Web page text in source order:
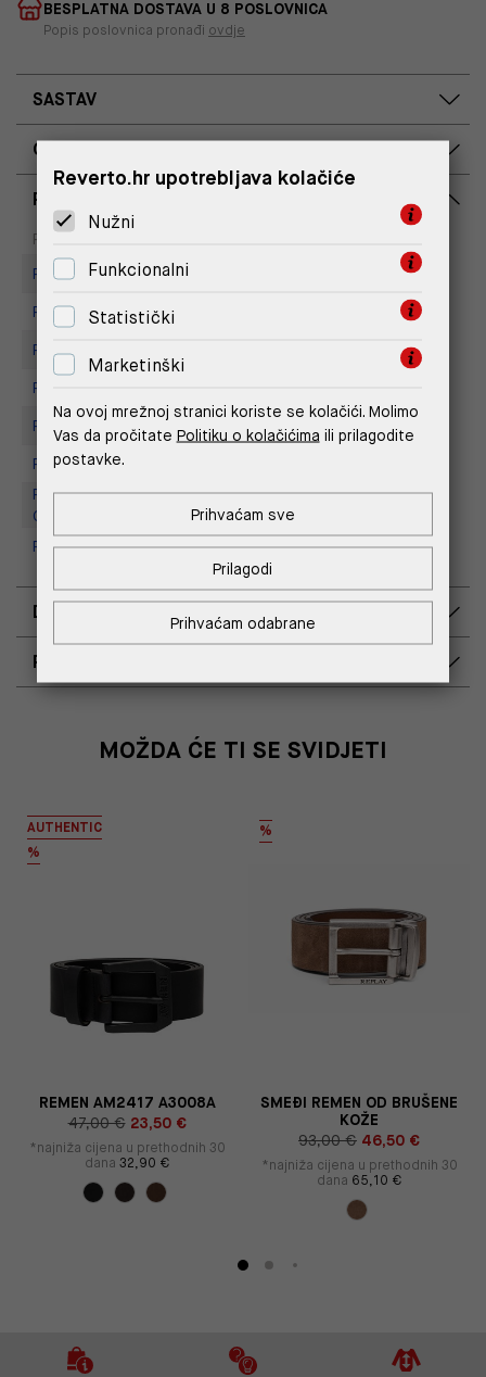
BESPLATNA DOSTAVA U 8 POSLOVNICA
Popis poslovnica pronađi ovdje
SASTAV
OPIS PROIZVODA
RASPOLOŽIVOST PO POSLOVNICAMA
Poslovnica
Replay Store, Mall of Split
Replay store, Tower Centar
Replay Store, Supernova Zadar
Replay store, Arena centar
Replay Store, City Center One
Replay Store, Joker Centar
Replay Outlet Store, Designer
Outlet Croatia
Replay Outlet Store, Split
DOSTAVA
POVRAT I ZAMJENA
MOŽDA ĆE TI SE SVIDJETI
AUTHENTIC
%
REMEN AM2417 A3008A
47,00 € 23,50 €
*najniža cijena u prethodnih 30
dana 32,90 €
%
SMEĐI REMEN OD BRUŠENE
KOŽE
93,00 € 46,50 €
*najniža cijena u prethodnih 30
dana 65,10 €
Reverto.hr upotrebljava kolačiće
Nužni
Funkcionalni
Statistički
Marketinški
Na ovoj mrežnoj stranici koriste se kolačići. Molimo
Vas da pročitate Politiku o kolačićima ili prilagodite
postavke.
Prihvaćam odabrane
Prilagodi
Prihvaćam sve